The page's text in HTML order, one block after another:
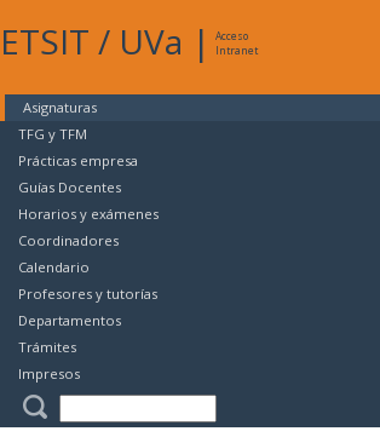
ETSIT / UVa |
Acceso
Intranet
Asignaturas
TFG y TFM
Prácticas empresa
Guías Docentes
Horarios y exámenes
Coordinadores
Calendario
Profesores y tutorías
Departamentos
Trámites
Impresos